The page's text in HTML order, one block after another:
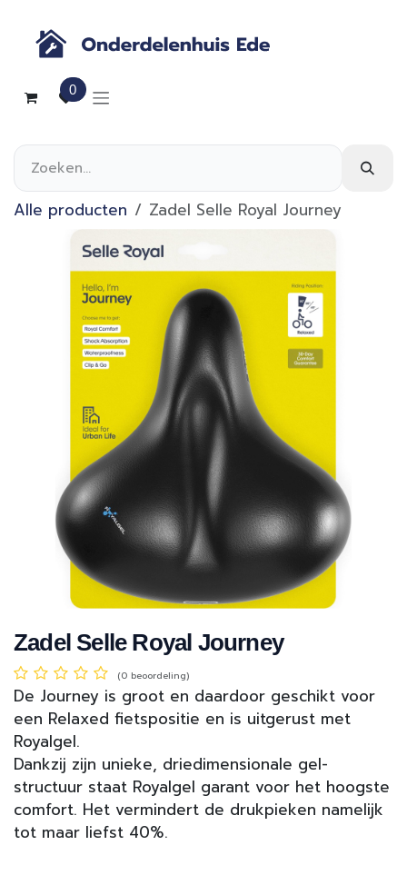
0
Alle producten Zadel Selle Royal Journey
Zadel Selle Royal Journey
(0 beoordeling)
De Journey is groot en daardoor geschikt voor
een Relaxed fietspositie en is uitgerust met
Royalgel.
Dankzij zijn unieke, driedimensionale gel-
structuur staat Royalgel garant voor het hoogste
comfort. Het vermindert de drukpieken namelijk
tot maar liefst 40%.